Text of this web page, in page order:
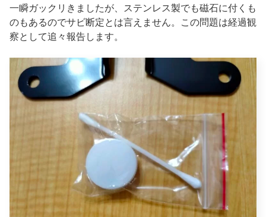
一瞬ガックリきましたが、ステンレス製でも磁石に付くも
のもあるのでサビ断定とは言えません。この問題は経過観
察として追々報告します。